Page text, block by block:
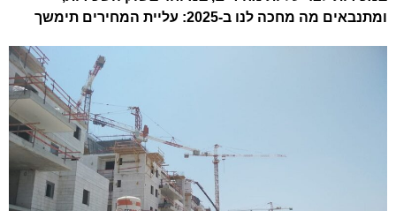
ומתנבאים מה מחכה לנו ב-2025: עליית המחירים תימשך